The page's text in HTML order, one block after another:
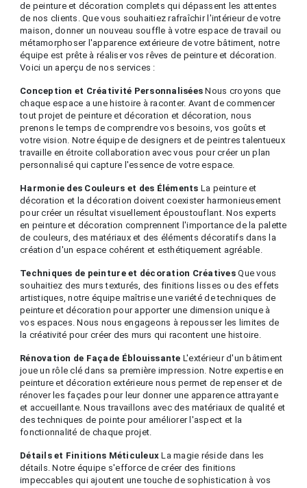
de peinture et décoration complets qui dépassent les attentes
de nos clients. Que vous souhaitiez rafraîchir l'intérieur de votre
maison, donner un nouveau souffle à votre espace de travail ou
métamorphoser l'apparence extérieure de votre bâtiment, notre
équipe est prête à réaliser vos rêves de peinture et décoration.
Voici un aperçu de nos services :
Conception et Créativité Personnalisées Nous croyons que
chaque espace a une histoire à raconter. Avant de commencer
tout projet de peinture et décoration et décoration, nous
prenons le temps de comprendre vos besoins, vos goûts et
votre vision. Notre équipe de designers et de peintres talentueux
travaille en étroite collaboration avec vous pour créer un plan
personnalisé qui capture l'essence de votre espace.
Harmonie des Couleurs et des Éléments La peinture et
décoration et la décoration doivent coexister harmonieusement
pour créer un résultat visuellement époustouflant. Nos experts
en peinture et décoration comprennent l'importance de la palette
de couleurs, des matériaux et des éléments décoratifs dans la
création d'un espace cohérent et esthétiquement agréable.
Techniques de peinture et décoration Créatives Que vous
souhaitiez des murs texturés, des finitions lisses ou des effets
artistiques, notre équipe maîtrise une variété de techniques de
peinture et décoration pour apporter une dimension unique à
vos espaces. Nous nous engageons à repousser les limites de
la créativité pour créer des murs qui racontent une histoire.
Rénovation de Façade Éblouissante L'extérieur d'un bâtiment
joue un rôle clé dans sa première impression. Notre expertise en
peinture et décoration extérieure nous permet de repenser et de
rénover les façades pour leur donner une apparence attrayante
et accueillante. Nous travaillons avec des matériaux de qualité et
des techniques de pointe pour améliorer l'aspect et la
fonctionnalité de chaque projet.
Détails et Finitions Méticuleux La magie réside dans les
détails. Notre équipe s'efforce de créer des finitions
impeccables qui ajoutent une touche de sophistication à vos